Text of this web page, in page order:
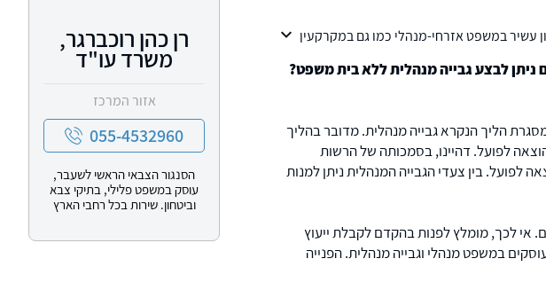
עשיר במשפט אזרחי-מנהלי כמו גם במקרקעין
ניתן לבצע גבייה מנהלית ללא בית משפט?
הליך הנקרא גבייה מנהלית. מדובר בהליך
לפועל. דהיינו, בסמכותה של הרשות
לפועל. בין צעדי הגבייה המנהלית ניתן למנות
אי לכך, מומלץ לפנות בהקדם לקבלת ייעוץ
במשפט מנהלי וגבייה מנהלית. הפנייה
רן כהן רוכברגר,
משרד עו"ד
אזור המרכז
055-4532960
הסנגור הצבאי הראשי לשעבר,
עוסק במשפט פלילי, בתיקי צבא
וביטחון. שירות בכל רחבי הארץ